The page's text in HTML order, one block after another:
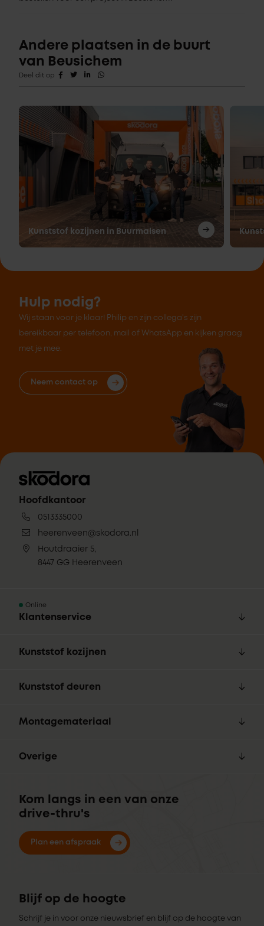
Andere plaatsen in de buurt
van Beusichem
Deel dit op
Kunststof kozijnen in Buurmalsen
Hulp nodig?
Wij staan voor je klaar! Philip en zijn collega's zijn
bereikbaar per telefoon, mail of WhatsApp en kijken graag
met je mee.
Neem contact op
Hoofdkantoor
0513335000
heerenveen@skodora.nl
Houtdraaier 5,
8447 GG Heerenveen
Online
Klantenservice
Kunststof kozijnen
Kunststof deuren
Montagemateriaal
Overige
Kom langs in een van onze
drive-thru's
Plan een afspraak
Blijf op de hoogte
Schrijf je in voor onze nieuwsbrief en blijf op de hoogte van